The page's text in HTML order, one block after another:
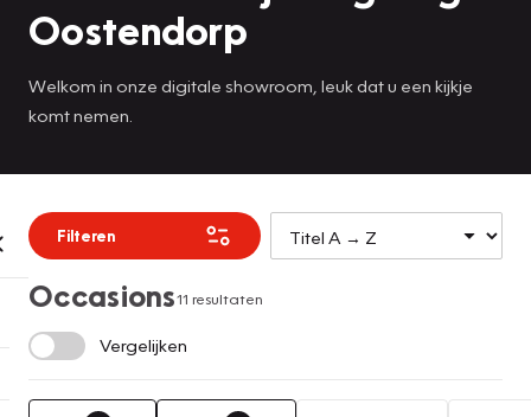
Oostendorp
Welkom in onze digitale showroom, leuk dat u een kijkje
komt nemen.
Filteren
Occasions11 resultaten
Vergelijken